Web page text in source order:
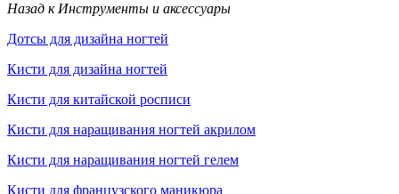
Назад к Инструменты и аксессуары
Дотсы для дизайна ногтей
Кисти для дизайна ногтей
Кисти для китайской росписи
Кисти для наращивания ногтей акрилом
Кисти для наращивания ногтей гелем
Кисти для французского маникюра